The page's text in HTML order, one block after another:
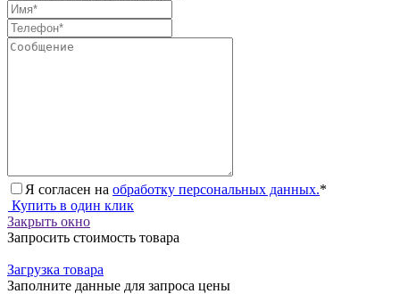
Я согласен на обработку персональных данных.*
Купить в один клик
Закрыть окно
Запросить стоимость товара
Загрузка товара
Заполните данные для запроса цены